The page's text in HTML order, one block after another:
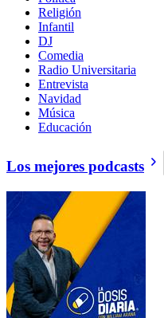
Religión
Infantil
DJ
Comedia
Radio Universitaria
Entrevista
Navidad
Música
Educación
Los mejores podcasts